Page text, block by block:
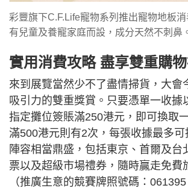
彩豐旗下C.F.Life寵物系列推出寵物地板
有兒童及養寵家庭而設，成分天然不刺鼻
實用消費攻略 盡享雙重購
來到展覽當然少不了盡情掃貨，大會
吸引力的雙重獎賞。只要憑單一收據
指定攤位簽賬滿250港元，即可換取
滿500港元則有2次，每張收據最多
陣容相當鼎盛，包括東京、首爾及台
票以及超級市場禮券，隨時贏走免費
（推廣生意的競賽牌照號碼：